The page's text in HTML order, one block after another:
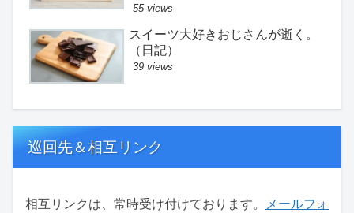
55 views
スイーツ大好きおじさんが逝く。
（日記）
39 views
巡回先＆相互リンク
相互リンクは、常時受け付けております。
メールフォ